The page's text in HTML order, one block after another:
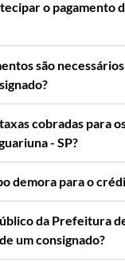
o pagamento
são
cobradas para
- SP?
demora para o
da Prefeitura
um consignado?